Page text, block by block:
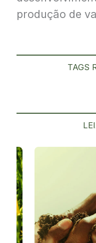
produção de
TAGS